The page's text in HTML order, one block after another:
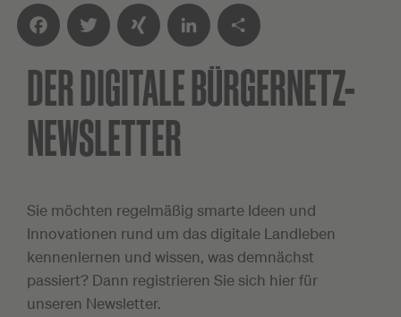
FacebookTwitter XING LinkedInTeilen
DER DIGITALEBÜRGERNETZ-
NEWSLETTER
Sie möchten regelmäßig smarte Ideen und
Innovationen rund um das digitale Landleben
kennenlernen und wissen, was demnächst
passiert? Dann registrieren Sie sich hier für
unseren Newsletter.